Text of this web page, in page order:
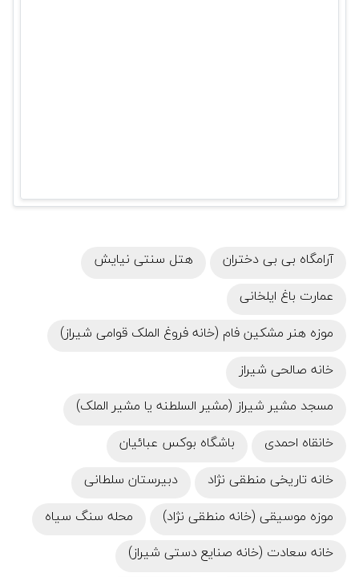
آرامگاه بی‌ بی دختران
هتل سنتی نیایش
عمارت باغ ایلخانی
موزه هنر مشکین فام (خانه فروغ الملک قوامی شیراز)
خانه صالحی شیراز
مسجد مشیر شیراز (مشیر السلطنه یا مشیر الملک)
خانقاه احمدی
باشگاه بوکس عبائیان
خانه تاریخی منطقی نژاد
دبیرستان سلطانی
موزه موسیقی (خانه منطقی نژاد)
محله سنگ سیاه
خانه سعادت (خانه صنایع دستی شیراز)